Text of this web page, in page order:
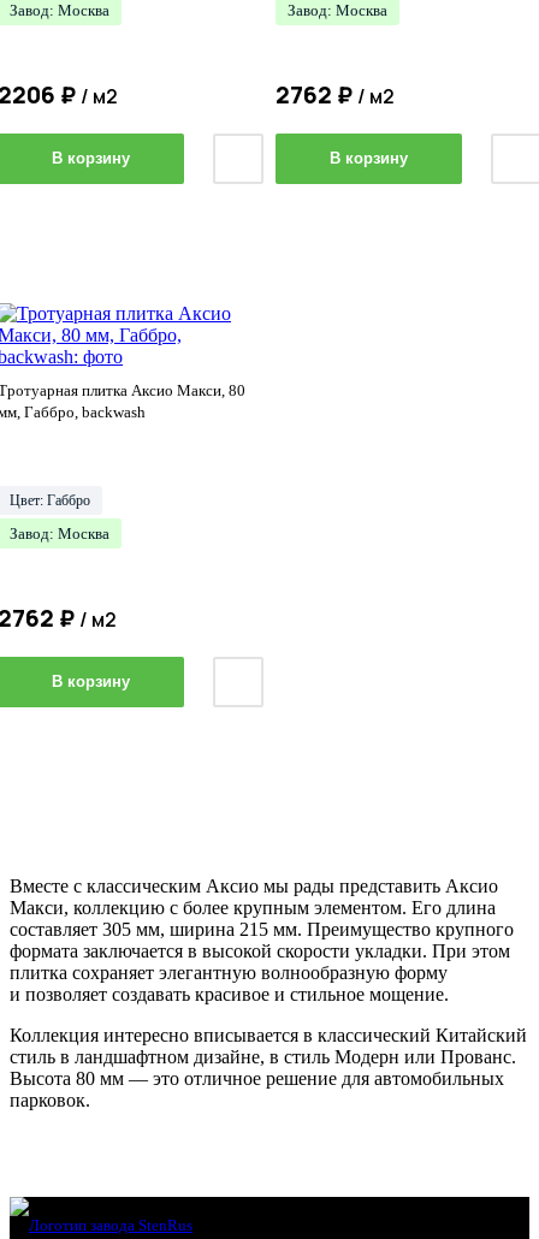
Завод: Москва
₽ / м2
В корзину
Завод: Москва
2762 ₽ / м2
В корзину
плитка Аксио Макси, 80
Габбро, backwash
Цвет: Габбро
Завод: Москва
₽ / м2
В корзину
Вместе с классическим Аксио мы рады представить Аксио
Макси, коллекцию с более крупным элементом. Его длина
составляет 305 мм, ширина 215 мм. Преимущество крупного
формата заключается в высокой скорости укладки. При этом
плитка сохраняет элегантную волнообразную форму
и позволяет создавать красивое и стильное мощение.
Коллекция интересно вписывается в классический Китайский
стиль в ландшафтном дизайне, в стиль Модерн или Прованс.
Высота 80 мм — это отличное решение для автомобильных
парковок.